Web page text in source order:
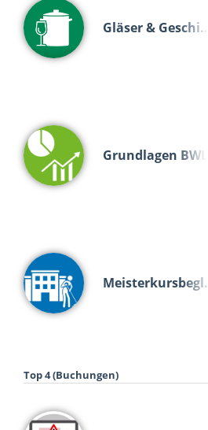
Gläser & Geschi…
Grundlagen BWL
Meisterkursbegl…
Top 4 (Buchungen)